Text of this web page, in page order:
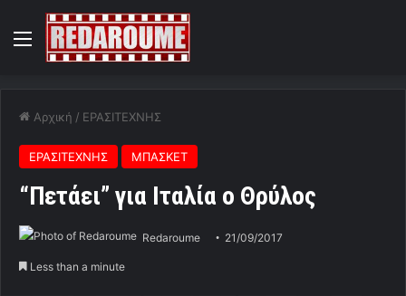
Menu
Αρχική / ΕΡΑΣΙΤΕΧΝΗΣ
ΕΡΑΣΙΤΕΧΝΗΣ ΜΠΑΣΚΕΤ
“Πετάει” για Ιταλία ο Θρύλος
Redaroume 21/09/2017
Less than a minute